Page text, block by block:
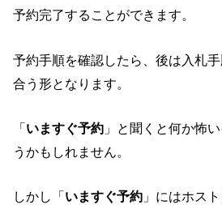
予約完了することができます。
予約手順を確認したら、後は入札
合う形となります。
「 いますぐ予約 」と聞くと何か怖
うかもしれません。
しかし「 いますぐ予約 」にはホス